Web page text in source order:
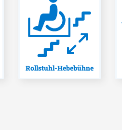
Rollstuhl-Hebebühne